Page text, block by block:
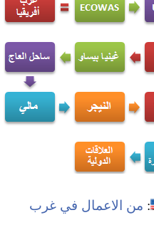
: من الاعمال في غرب